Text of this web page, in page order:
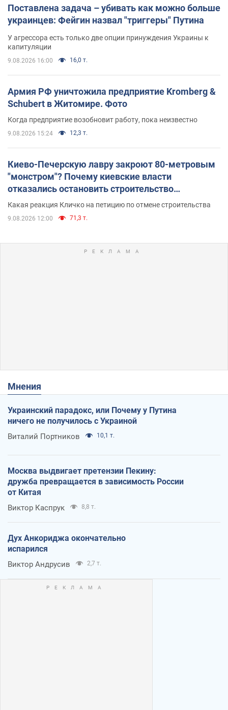
Поставлена задача – убивать как можно больше
украинцев: Фейгин назвал "триггеры" Путина
У агрессора есть только две опции принуждения Украины к
капитуляции
9.08.2026 16:00 16,0 т.
Армия РФ уничтожила предприятие Kromberg &
Schubert в Житомире. Фото
Когда предприятие возобновит работу, пока неизвестно
9.08.2026 15:24 12,3 т.
Киево-Печерскую лавру закроют 80-метровым
"монстром"? Почему киевские власти
отказались остановить строительство
небоскреба "московского верующего"
Какая реакция Кличко на петицию по отмене строительства
9.08.2026 12:00 71,3 т.
Мнения
Украинский парадокс, или Почему у Путина
ничего не получилось с Украиной
Виталий Портников 10,1 т.
Москва выдвигает претензии Пекину:
дружба превращается в зависимость России
от Китая
Виктор Каспрук 8,8 т.
Дух Анкориджа окончательно
испарился
Виктор Андрусив 2,7 т.